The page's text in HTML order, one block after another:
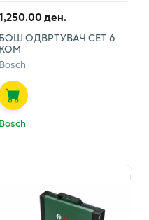
ден.
БОШ ОДВРТУВАЧ СЕТ 6
КОМ
Bosch
Bosch